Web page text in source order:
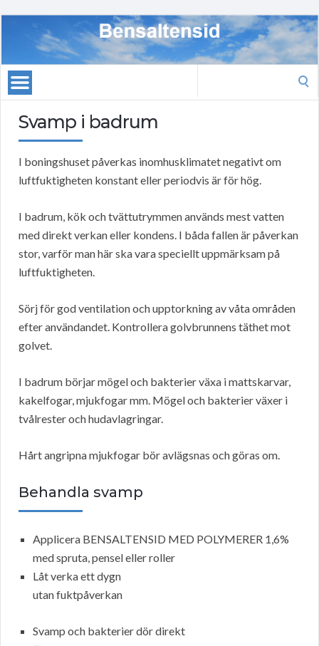
Svamp i badrum
I boningshuset påverkas inomhusklimatet negativt om
luftfuktigheten konstant eller periodvis är för hög.
I badrum, kök och tvättutrymmen används mest vatten
med direkt verkan eller kondens. I båda fallen är påverkan
stor, varför man här ska vara speciellt uppmärksam på
luftfuktigheten.
Sörj för god ventilation och upptorkning av våta områden
efter användandet. Kontrollera golvbrunnens täthet mot
golvet.
I badrum börjar mögel och bakterier växa i mattskarvar,
kakelfogar, mjukfogar mm. Mögel och bakterier växer i
tvålrester och hudavlagringar.
Hårt angripna mjukfogar bör avlägsnas och göras om.
Behandla svamp
Applicera BENSALTENSID MED POLYMERER 1,6%
med spruta, pensel eller roller
Låt verka ett dygn
utan fuktpåverkan
Svamp och bakterier dör direkt